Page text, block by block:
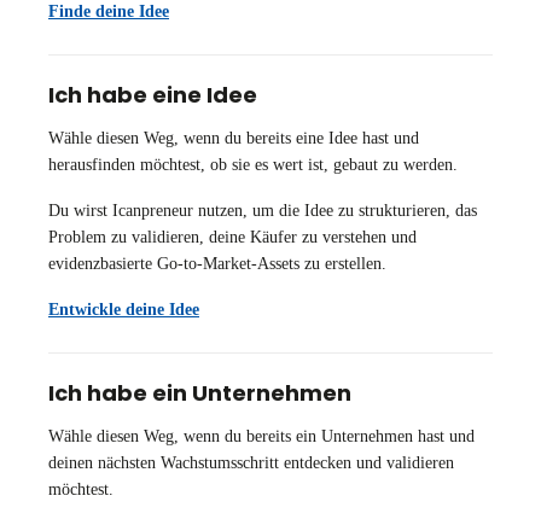
Finde deine Idee
Ich habe eine Idee
Wähle diesen Weg, wenn du bereits eine Idee hast und
herausfinden möchtest, ob sie es wert ist, gebaut zu werden.
Du wirst Icanpreneur nutzen, um die Idee zu strukturieren, das
Problem zu validieren, deine Käufer zu verstehen und
evidenzbasierte Go-to-Market-Assets zu erstellen.
Entwickle deine Idee
Ich habe ein Unternehmen
Wähle diesen Weg, wenn du bereits ein Unternehmen hast und
deinen nächsten Wachstumsschritt entdecken und validieren
möchtest.